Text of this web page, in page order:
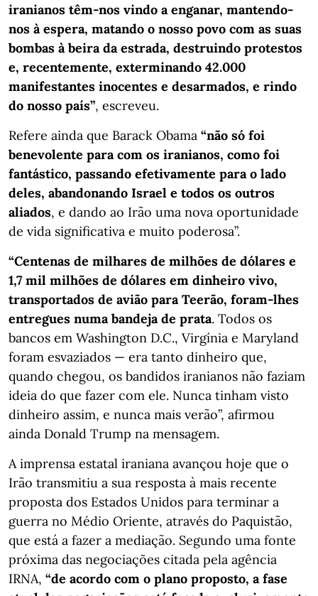
iranianos têm-nos vindo a enganar, mantendo-
nos à espera, matando o nosso povo com as suas
bombas à beira da estrada, destruindo protestos
e, recentemente, exterminando 42.000
manifestantes inocentes e desarmados, e rindo
do nosso país”, escreveu.
Refere ainda que Barack Obama “não só foi
benevolente para com os iranianos, como foi
fantástico, passando efetivamente para o lado
deles, abandonando Israel e todos os outros
aliados, e dando ao Irão uma nova oportunidade
de vida significativa e muito poderosa”.
“Centenas de milhares de milhões de dólares e
1,7 mil milhões de dólares em dinheiro vivo,
transportados de avião para Teerão, foram-lhes
entregues numa bandeja de prata. Todos os
bancos em Washington D.C., Virgínia e Maryland
foram esvaziados — era tanto dinheiro que,
quando chegou, os bandidos iranianos não faziam
ideia do que fazer com ele. Nunca tinham visto
dinheiro assim, e nunca mais verão”, afirmou
ainda Donald Trump na mensagem.
A imprensa estatal iraniana avançou hoje que o
Irão transmitiu a sua resposta à mais recente
proposta dos Estados Unidos para terminar a
guerra no Médio Oriente, através do Paquistão,
que está a fazer a mediação. Segundo uma fonte
próxima das negociações citada pela agência
IRNA, “de acordo com o plano proposto, a fase